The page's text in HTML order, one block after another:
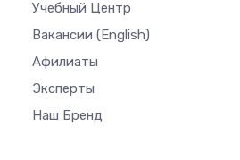
Учебный Центр
Вакансии (English)
Афилиаты
Эксперты
Наш Бренд